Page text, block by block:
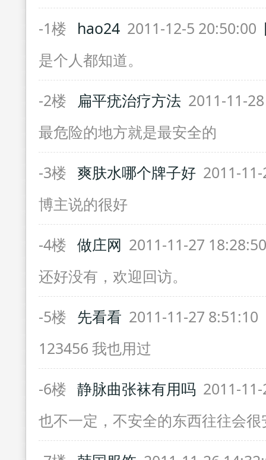
-1楼
hao24 2011-12-5 20:50:00
是个人都知道。
-2楼
扁平疣治疗方法 2011-11-
最危险的地方就是最安全的
-3楼 爽肤水哪个牌子好 2011-
博主说的很好
-4楼 做庄网 2011-11-27
还好没有，欢迎回访。
-5楼 先看看 2011-11-27 8:51:10
123456 我也用过
-6楼 静脉曲张袜有用吗 2011-
也不一定，不安全的东西往往会